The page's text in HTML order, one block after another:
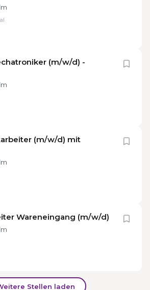
(m/w/d) -
(m/w/d) mit
Wareneingang (m/w/d)
Stellen laden